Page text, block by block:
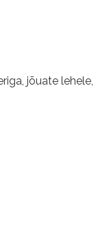
jõuate lehele,